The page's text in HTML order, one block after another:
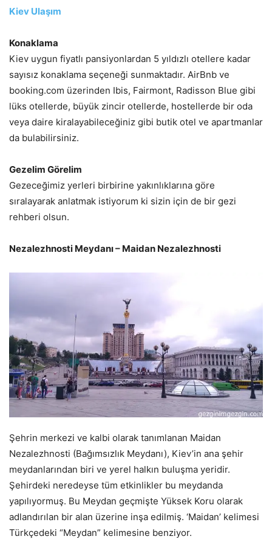
Kiev Ulaşım
Konaklama
Kiev uygun fiyatlı pansiyonlardan 5 yıldızlı otellere kadar
sayısız konaklama seçeneği sunmaktadır. AirBnb ve
booking.com üzerinden Ibis, Fairmont, Radisson Blue gibi
lüks otellerde, büyük zincir otellerde, hostellerde bir oda
veya daire kiralayabileceğiniz gibi butik otel ve apartmanlar
da bulabilirsiniz.
Gezelim Görelim
Gezeceğimiz yerleri birbirine yakınlıklarına göre
sıralayarak anlatmak istiyorum ki sizin için de bir gezi
rehberi olsun.
Nezalezhnosti Meydanı – Maidan Nezalezhnosti
Şehrin merkezi ve kalbi olarak tanımlanan Maidan
Nezalezhnosti (Bağımsızlık Meydanı), Kiev’in ana şehir
meydanlarından biri ve yerel halkın buluşma yeridir.
Şehirdeki neredeyse tüm etkinlikler bu meydanda
yapılıyormuş. Bu Meydan geçmişte Yüksek Koru olarak
adlandırılan bir alan üzerine inşa edilmiş. ‘Maidan’ kelimesi
Türkçedeki “Meydan” kelimesine benziyor.